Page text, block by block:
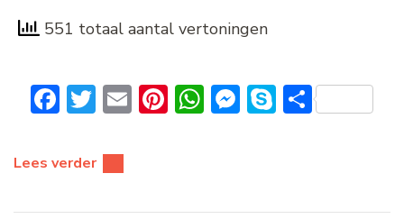
551 totaal aantal vertoningen
Facebook
Twitter
EmailPinterest
WhatsApp
Messenger
Skype
Delen
Lees verder